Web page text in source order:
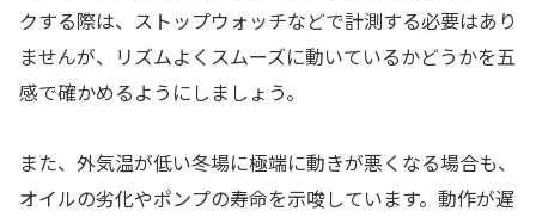
クする際は、ストップウォッチなどで計測する必要はあり
ませんが、リズムよくスムーズに動いているかどうかを五
感で確かめるようにしましょう。
また、外気温が低い冬場に極端に動きが悪くなる場合も、
オイルの劣化やポンプの寿命を示唆しています。動作が遅